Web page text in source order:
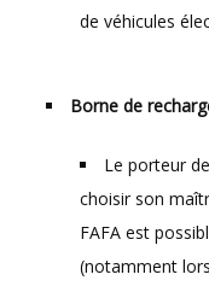
de véhicules
Borne de
Le porteur
choisir son
FAFA est
(notamment